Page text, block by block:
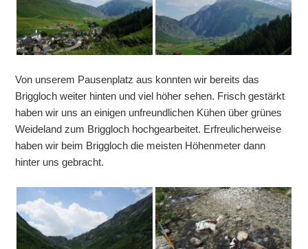
Von unserem Pausenplatz aus konnten wir bereits das
Briggloch weiter hinten und viel höher sehen. Frisch gestärkt
haben wir uns an einigen unfreundlichen Kühen über grünes
Weideland zum Briggloch hochgearbeitet. Erfreulicherweise
haben wir beim Briggloch die meisten Höhenmeter dann
hinter uns gebracht.